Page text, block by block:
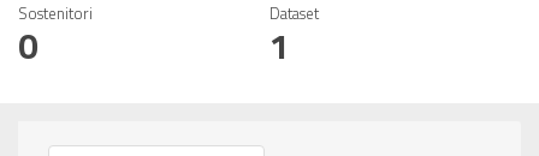
Sostenitori
0
Dataset
1